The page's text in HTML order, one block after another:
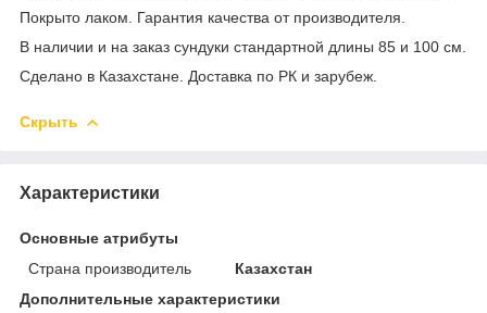
Покрыто лаком. Гарантия качества от производителя.
В наличии и на заказ сундуки стандартной длины 85 и 100 см.
Сделано в Казахстане. Доставка по РК и зарубеж.
Скрыть
Характеристики
Основные атрибуты
Страна производитель
Казахстан
Дополнительные характеристики